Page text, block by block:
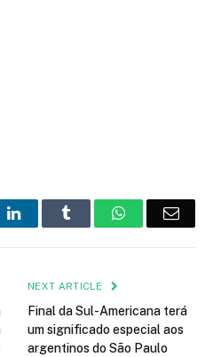
LinkedIn Tumblr WhatsApp
NEXT ARTICLE
Final da Sul-Americana terá
um significado especial aos
argentinos do São Paulo